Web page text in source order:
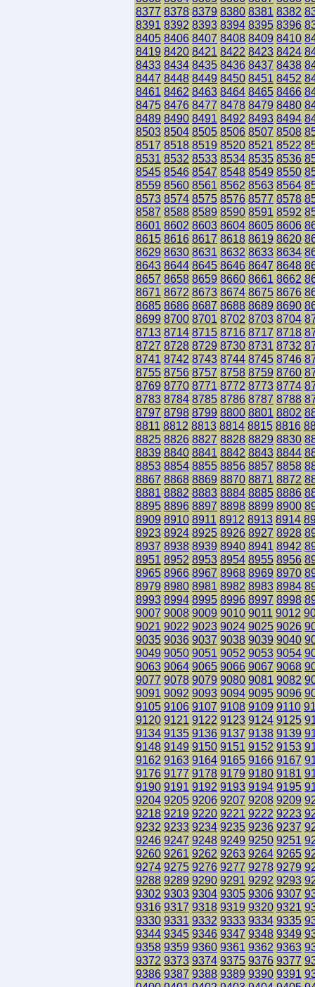
8377 8378 8379 8380 8381 8382
8391 8392 8393 8394 8395 8396
8405 8406 8407 8408 8409 8410
8419 8420 8421 8422 8423 8424
8433 8434 8435 8436 8437 8438
8447 8448 8449 8450 8451 8452
8461 8462 8463 8464 8465 8466
8475 8476 8477 8478 8479 8480
8489 8490 8491 8492 8493 8494
8503 8504 8505 8506 8507 8508
8517 8518 8519 8520 8521 8522
8531 8532 8533 8534 8535 8536
8545 8546 8547 8548 8549 8550
8559 8560 8561 8562 8563 8564
8573 8574 8575 8576 8577 8578
8587 8588 8589 8590 8591 8592
8601 8602 8603 8604 8605 8606
8615 8616 8617 8618 8619 8620
8629 8630 8631 8632 8633 8634
8643 8644 8645 8646 8647 8648
8657 8658 8659 8660 8661 8662
8671 8672 8673 8674 8675 8676
8685 8686 8687 8688 8689 8690
8699 8700 8701 8702 8703 8704
8713 8714 8715 8716 8717 8718
8727 8728 8729 8730 8731 8732
8741 8742 8743 8744 8745 8746
8755 8756 8757 8758 8759 8760
8769 8770 8771 8772 8773 8774
8783 8784 8785 8786 8787 8788
8797 8798 8799 8800 8801 8802
8811 8812 8813 8814 8815 8816
8825 8826 8827 8828 8829 8830
8839 8840 8841 8842 8843 8844
8853 8854 8855 8856 8857 8858
8867 8868 8869 8870 8871 8872
8881 8882 8883 8884 8885 8886
8895 8896 8897 8898 8899 8900
8909 8910 8911 8912 8913 8914
8923 8924 8925 8926 8927 8928
8937 8938 8939 8940 8941 8942
8951 8952 8953 8954 8955 8956
8965 8966 8967 8968 8969 8970
8979 8980 8981 8982 8983 8984
8993 8994 8995 8996 8997 8998
9007 9008 9009 9010 9011 9012
9021 9022 9023 9024 9025 9026
9035 9036 9037 9038 9039 9040
9049 9050 9051 9052 9053 9054
9063 9064 9065 9066 9067 9068
9077 9078 9079 9080 9081 9082
9091 9092 9093 9094 9095 9096
9105 9106 9107 9108 9109 9110
9120 9121 9122 9123 9124 9125
9134 9135 9136 9137 9138 9139
9148 9149 9150 9151 9152 9153
9162 9163 9164 9165 9166 9167
9176 9177 9178 9179 9180 9181
9190 9191 9192 9193 9194 9195
9204 9205 9206 9207 9208 9209
9218 9219 9220 9221 9222 9223
9232 9233 9234 9235 9236 9237
9246 9247 9248 9249 9250 9251
9260 9261 9262 9263 9264 9265
9274 9275 9276 9277 9278 9279
9288 9289 9290 9291 9292 9293
9302 9303 9304 9305 9306 9307
9316 9317 9318 9319 9320 9321
9330 9331 9332 9333 9334 9335
9344 9345 9346 9347 9348 9349
9358 9359 9360 9361 9362 9363
9372 9373 9374 9375 9376 9377
9386 9387 9388 9389 9390 9391